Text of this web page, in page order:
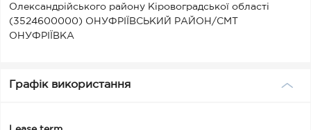
Олександрійського району Кіровоградської області
(3524600000) ОНУФРІЇВСЬКИЙ РАЙОН/СМТ
ОНУФРІЇВКА
Графік використання